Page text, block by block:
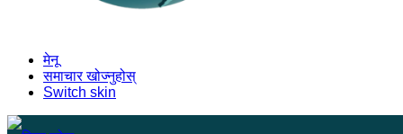
मेनू
समाचार खोज्नुहोस्
Switch skin